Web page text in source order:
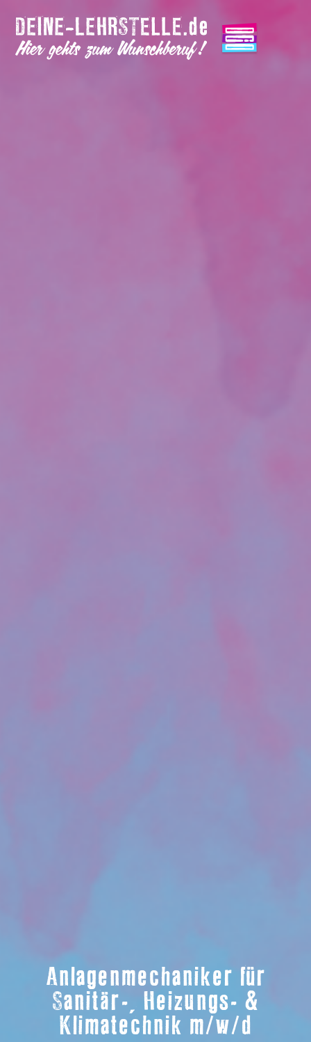
Anlagenmechaniker für
Sanitär-, Heizungs- &
Klimatechnik m/w/d